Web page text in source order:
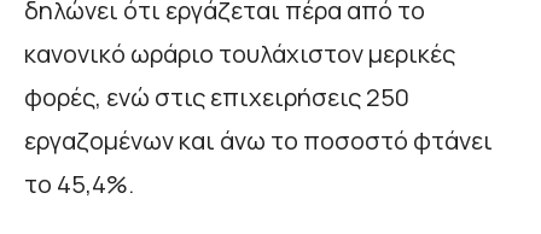
δηλώνει ότι εργάζεται πέρα από το
κανονικό ωράριο τουλάχιστον μερικές
φορές, ενώ στις επιχειρήσεις 250
εργαζομένων και άνω το ποσοστό φτάνει
το 45,4%.